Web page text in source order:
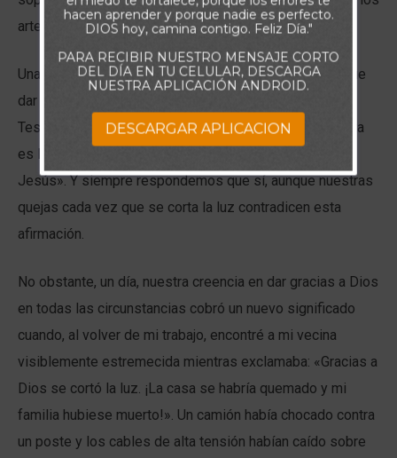
artefactos básicos de la casa.
Una vecina creyente suele preguntar: «¿También hay que
dar gracias a Dios por esto?», refiriéndose a 1
Tesalonicenses 5:18: «Dad gracias en todo, porque esta
es la voluntad de Dios para con vosotros en Cristo
Jesús». Y siempre respondemos que sí, aunque nuestras
quejas cada vez que se corta la luz contradicen esta
afirmación.
No obstante, un día, nuestra creencia en dar gracias a Dios
en todas las circunstancias cobró un nuevo significado
cuando, al volver de mi trabajo, encontré a mi vecina
visiblemente estremecida mientras exclamaba: «Gracias a
Dios se cortó la luz. ¡La casa se habría quemado y mi
familia hubiese muerto!». Un camión había chocado contra
un poste y los cables de alta tensión habían caído sobre
hacen aprender y porque nadie es perfecto.
DIOS hoy, camina contigo. Feliz Día."
PARA RECIBIR NUESTRO MENSAJE CORTO
DEL DÍA EN TU CELULAR, DESCARGA
NUESTRA APLICACIÓN ANDROID.
DESCARGAR APLICACION